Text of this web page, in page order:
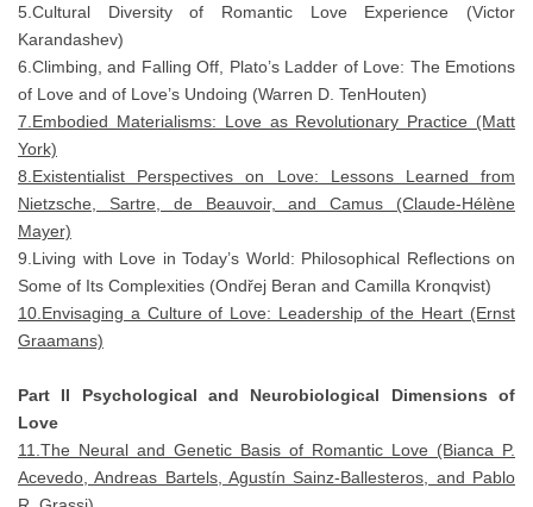
5.Cultural Diversity of Romantic Love Experience (Victor
Karandashev)
6.Climbing, and Falling Off, Plato’s Ladder of Love: The Emotions
of Love and of Love’s Undoing (Warren D. TenHouten)
7.Embodied Materialisms: Love as Revolutionary Practice (Matt
York)
8.Existentialist Perspectives on Love: Lessons Learned from
Nietzsche, Sartre, de Beauvoir, and Camus (Claude-Hélène
Mayer)
9.Living with Love in Today’s World: Philosophical Reflections on
Some of Its Complexities (Ondřej Beran and Camilla Kronqvist)
10.Envisaging a Culture of Love: Leadership of the Heart (Ernst
Graamans)
Part II Psychological and Neurobiological Dimensions of
Love
11.The Neural and Genetic Basis of Romantic Love (Bianca P.
Acevedo, Andreas Bartels, Agustín Sainz-Ballesteros, and Pablo